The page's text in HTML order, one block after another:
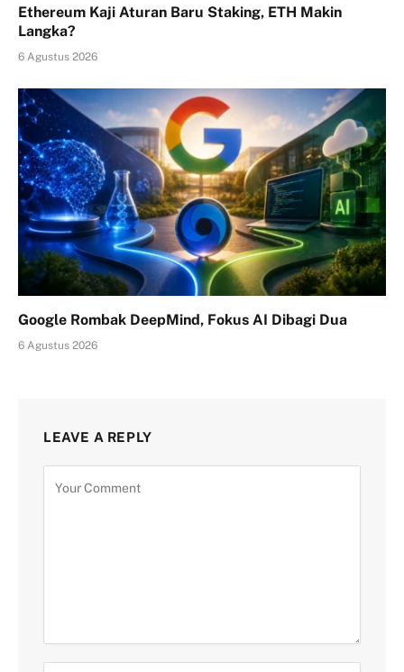
Ethereum Kaji Aturan Baru Staking, ETH Makin
Langka?
6 Agustus 2026
Google Rombak DeepMind, Fokus AI Dibagi Dua
6 Agustus 2026
LEAVE A REPLY